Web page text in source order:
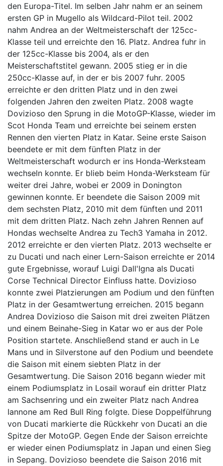
den Europa-Titel. Im selben Jahr nahm er an seinem
ersten GP in Mugello als Wildcard-Pilot teil. 2002
nahm Andrea an der Weltmeisterschaft der 125cc-
Klasse teil und erreichte den 16. Platz. Andrea fuhr in
der 125cc-Klasse bis 2004, als er den
Meisterschaftstitel gewann. 2005 stieg er in die
250cc-Klasse auf, in der er bis 2007 fuhr. 2005
erreichte er den dritten Platz und in den zwei
folgenden Jahren den zweiten Platz. 2008 wagte
Dovizioso den Sprung in die MotoGP-Klasse, wieder im
Scot Honda Team und erreichte bei seinem ersten
Rennen den vierten Platz in Katar. Seine erste Saison
beendete er mit dem fünften Platz in der
Weltmeisterschaft wodurch er ins Honda-Werksteam
wechseln konnte. Er blieb beim Honda-Werksteam für
weiter drei Jahre, wobei er 2009 in Donington
gewinnen konnte. Er beendete die Saison 2009 mit
dem sechsten Platz, 2010 mit dem fünften und 2011
mit dem dritten Platz. Nach zehn Jahren Rennen auf
Hondas wechselte Andrea zu Tech3 Yamaha in 2012.
2012 erreichte er den vierten Platz. 2013 wechselte er
zu Ducati und nach einer Lern-Saison erreichte er 2014
gute Ergebnisse, worauf Luigi Dall'Igna als Ducati
Corse Technical Director Einfluss hatte. Dovizioso
konnte zwei Platzierungen am Podium und den fünften
Platz in der Gesamtwertung erreichen. 2015 begann
Andrea Dovizioso die Saison mit drei zweiten Plätzen
und einem Beinahe-Sieg in Katar wo er aus der Pole
Position startete. Anschließend stand er auch in Le
Mans und in Silverstone auf den Podium und beendete
die Saison mit einem siebten Platz in der
Gesamtwertung. Die Saison 2016 begann wieder mit
einem Podiumsplatz in Losail worauf ein dritter Platz
am Sachsenring und ein zweiter Platz nach Andrea
Iannone am Red Bull Ring folgte. Diese Doppelführung
von Ducati markierte die Rückkehr von Ducati an die
Spitze der MotoGP. Gegen Ende der Saison erreichte
er wieder einen Podiumsplatz in Japan und einen Sieg
in Sepang. Dovizioso beendete die Saison 2016 mit